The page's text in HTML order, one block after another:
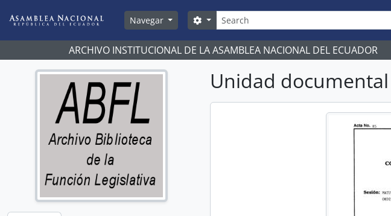
Navegar
Búsqueda
Search options
ARCHIVO INSTITUCIONAL DE LA ASAMBLEA NACIONAL DEL ECUADOR
Unidad documental